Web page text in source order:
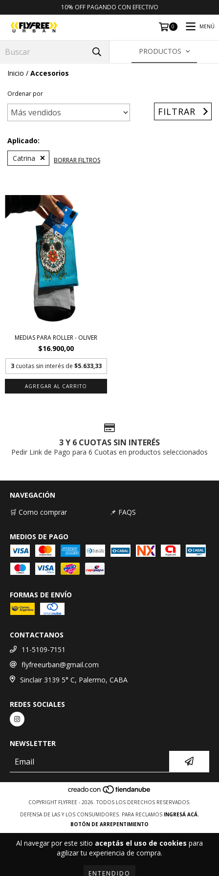
Al navegar por este sitio aceptás el uso de cookies para
agilizar tu experiencia de compra.
ENTENDIDO
10% OFF PAGANDO CON EFECTIVO
0 MENÚ
PRODUCTOS
Inicio / Accesorios
Ordenar por
FILTRAR
Aplicado:
Catrina
BORRAR FILTROS
MEDIAS PARA ROLLER - OLIVER
$16.900,00
3 cuotas sin interés de $5.633,33
AGREGAR AL CARRITO
3 Y 6 CUOTAS SIN INTERÉS
Pedir Link de Pago para 6 Cuotas en productos seleccionados
NAVEGACIÓN
🛒 Como comprar
📌 FAQS
MEDIOS DE PAGO
FORMAS DE ENVÍO
CONTACTANOS
11-5109-7151
flyfreeurban@gmail.com
Sinclair 3139 5° C, Palermo, CABA
REDES SOCIALES
NEWSLETTER
COPYRIGHT FLYFREE - 2026. TODOS LOS DERECHOS RESERVADOS.
DEFENSA DE LAS Y LOS CONSUMIDORES. PARA RECLAMOS INGRESÁ ACÁ.
BOTÓN DE ARREPENTIMIENTO